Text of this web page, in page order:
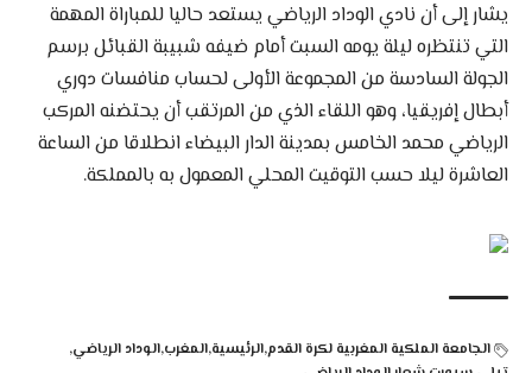
يشار إلى أن نادي الوداد الرياضي يستعد حاليا للمباراة المهمة
التي تنتظره ليلة يومه السبت أمام ضيفه شبيبة القبائل برسم
الجولة السادسة من المجموعة الأولى لحساب منافسات دوري
أبطال إفريقيا، وهو اللقاء الذي من المرتقب أن يحتضنه المركب
الرياضي محمد الخامس بمدينة الدار البيضاء انطلاقا من الساعة
العاشرة ليلا حسب التوقيت المحلي المعمول به بالمملكة.
الجامعة الملكية المغربية لكرة القدمالرئيسيةالمغربالوداد الرياضي